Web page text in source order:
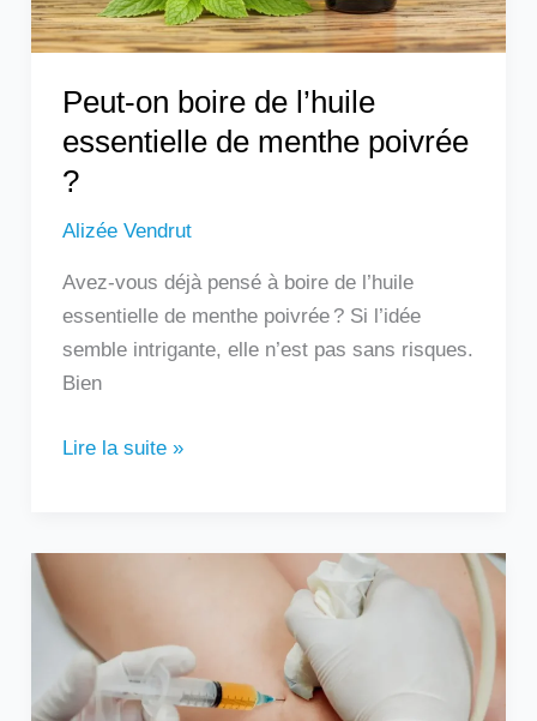
Peut-on boire de l’huile
essentielle de menthe poivrée
?
Alizée Vendrut
Avez-vous déjà pensé à boire de l’huile
essentielle de menthe poivrée ? Si l’idée
semble intrigante, elle n’est pas sans risques.
Bien
poivrée
?
Lire la suite »
de
combien
de